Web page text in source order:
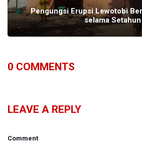
Pengungsi Erupsi Lewotobi
selama Setahun
0 COMMENTS
LEAVE A REPLY
Comment